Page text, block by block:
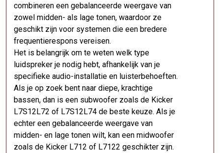
combineren een gebalanceerde weergave van
zowel midden- als lage tonen, waardoor ze
geschikt zijn voor systemen die een bredere
frequentierespons vereisen.
Het is belangrijk om te weten welk type
luidspreker je nodig hebt, afhankelijk van je
specifieke audio-installatie en luisterbehoeften.
Als je op zoek bent naar diepe, krachtige
bassen, dan is een subwoofer zoals de Kicker
L7S12L72 of L7S12L74 de beste keuze. Als je
echter een gebalanceerde weergave van
midden- en lage tonen wilt, kan een midwoofer
zoals de Kicker L712 of L7122 geschikter zijn.